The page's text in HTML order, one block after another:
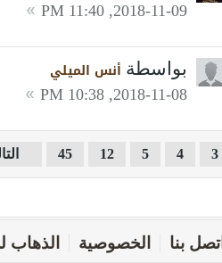
2018-11-09, 11:40 PM
بواسطة أنس الميلي
2018-11-08, 10:38 PM
3
4
5
12
45
اتصل بنا الخصوصية الذهاب